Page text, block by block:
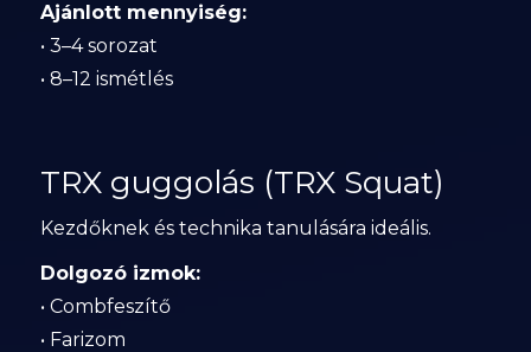
Ajánlott mennyiség:
• 3–4 sorozat
• 8–12 ismétlés
TRX guggolás (TRX Squat)
Kezdőknek és technika tanulására ideális.
Dolgozó izmok:
• Combfeszítő
• Farizom